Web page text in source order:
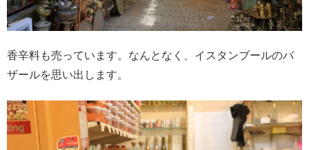
香辛料も売っています。なんとなく、イスタンブールのバ
ザールを思い出します。